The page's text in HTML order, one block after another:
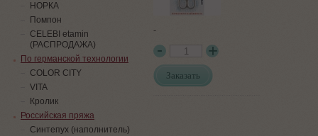
-
Заказать
НОРКА
Помпон
СELEBI etamin
(РАСПРОДАЖА)
По германской технологии
COLOR CITY
VITA
Кролик
Российская пряжа
Синтепух (наполнитель)